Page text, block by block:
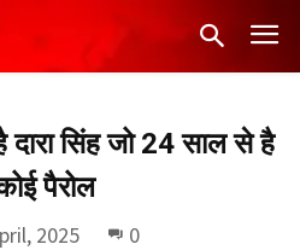
सिंह जो 24 साल से है
पैरोल
2025 0